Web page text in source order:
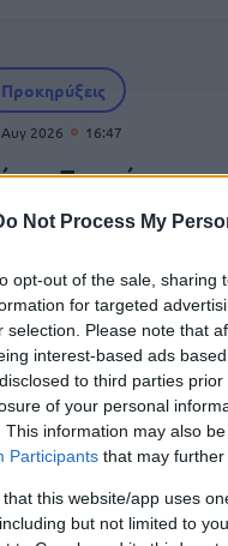
Not Process My
opt-out of the sale,
for targeted
selection. Please note that
interest-based ads
to third parties
of your personal
This information may also
Participants that may further
that this website/app uses
but not limited to
Προκηρύξεις
2026 16:47
Παιονίας -
σε
σταθμούς:
αύριο οι αιτήσεις
Προκηρύξεις
2026 13:08
Αγίας
χωρίς